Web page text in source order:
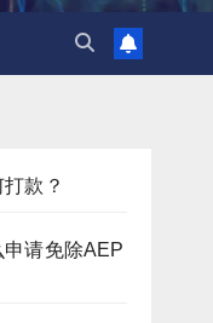
款？
请免除AEP